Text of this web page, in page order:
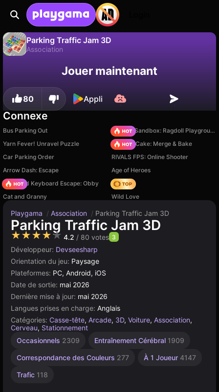
Parking Traffic Jam 3D
Association
progression !
Non Enregistrer
Jouer maintenant
80 Appli
Connexe
Bus Parking Out
Sprunki Sandbox: Ragdoll Playground Mode
Yarn Fever! Unravel Puzzle
Piece of Cake: Merge & Bake
Car Parking Order
RIVALS FPS: Online Shooter
Arrow Dash: Escape
Age of Heroes
+1 Speed Keyboard Escape: Obby
Hedgies
Cat and Granny
Wild Love
Playgama / Association / Parking Traffic Jam 3D
Parking Traffic Jam 3D
★★★★★ 4.2 / 80 votes 3
Développeur: Devseesharp
Orientation du jeu: Paysage
Plateformes: PC, Android, iOS
Date de sortie: mai 2026
Dernière mise à jour: mai 2026
Langues prises en charge: Anglais
Catégories: Casse-tête, Arcade, 3D, Voiture, Association,
Cerveau, Stationnement
Occasionnels 2309 Entraînement Cérébral 1909
Correspondance des Couleurs 277 À 1 Joueur 4147
Trafic 118